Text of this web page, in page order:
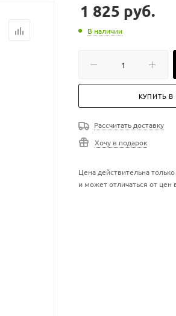
1 825 руб.
В наличии
КУПИТЬ
Рассчитать доставку
Хочу в подарок
Цена действительна
и может отличаться от цен